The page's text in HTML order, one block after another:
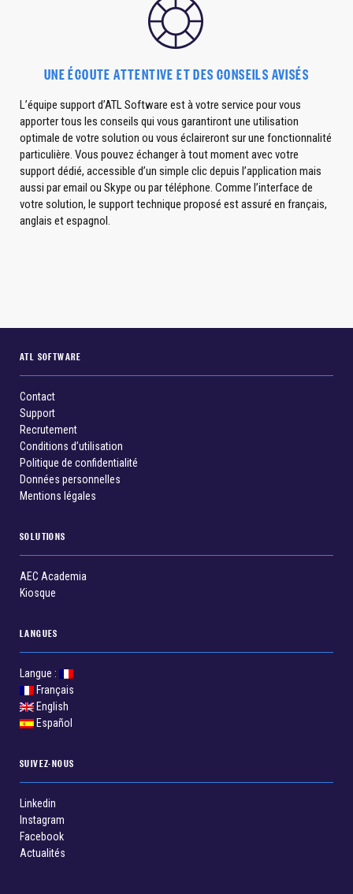
UNE ÉCOUTE ATTENTIVE ET DES CONSEILS AVISÉS
L’équipe support d’ATL Software est à votre service pour vous
apporter tous les conseils qui vous garantiront une utilisation
optimale de votre solution ou vous éclaireront sur une fonctionnalité
particulière. Vous pouvez échanger à tout moment avec votre
support dédié, accessible d’un simple clic depuis l’application mais
aussi par email ou Skype ou par téléphone. Comme l’interface de
votre solution, le support technique proposé est assuré en français,
anglais et espagnol.
ATL SOFTWARE
Contact
Support
Recrutement
Conditions d’utilisation
Politique de confidentialité
Données personnelles
Mentions légales
SOLUTIONS
AEC Academia
Kiosque
LANGUES
Langue :
Français
English
Español
SUIVEZ-NOUS
Linkedin
Instagram
Facebook
Actualités